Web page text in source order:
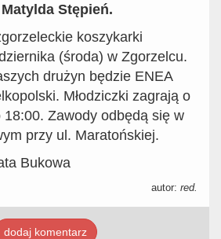
Stępień.
koszykarki
(środa) w Zgorzelcu.
drużyn będzie ENEA
Młodziczki zagrają o
18:00. Zawody odbędą się w
przy ul. Maratońskiej.
Bukowa
autor: red.
dodaj komentarz